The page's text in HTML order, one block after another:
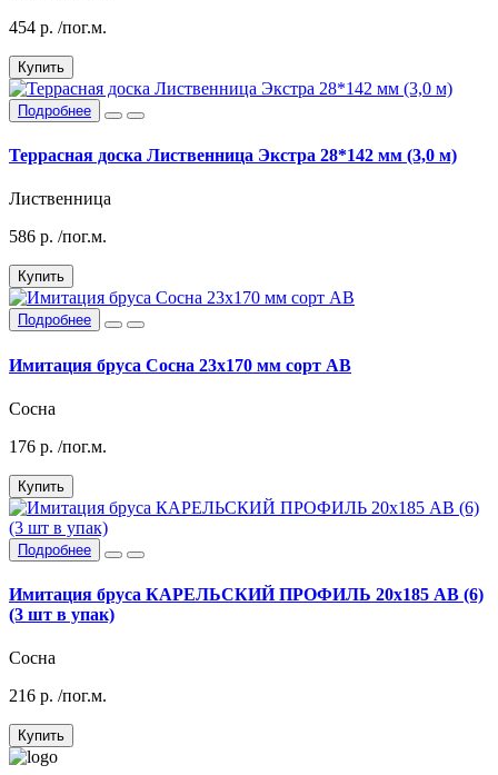
454 р. /пог.м.
Купить
Подробнее
Террасная доска Лиственница Экстра 28*142 мм (3,0 м)
Лиственница
586 р. /пог.м.
Купить
Подробнее
Имитация бруса Сосна 23х170 мм сорт АВ
Сосна
176 р. /пог.м.
Купить
Подробнее
Имитация бруса КАРЕЛЬСКИЙ ПРОФИЛЬ 20х185 АВ (6)
(3 шт в упак)
Сосна
216 р. /пог.м.
Купить